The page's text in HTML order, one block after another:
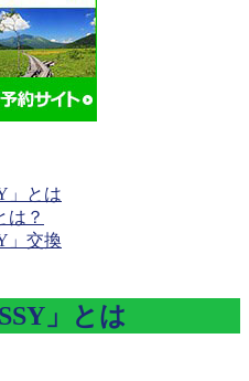
」とは
は？
」交換
」とは